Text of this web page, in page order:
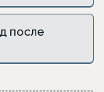
после